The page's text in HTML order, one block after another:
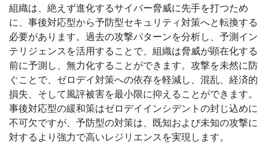
組織は、絶えず進化するサイバー脅威に先手を打つため
に、事後対応型から予防型セキュリティ対策へと転換する
必要があります。過去の攻撃パターンを分析し、予測イン
テリジェンスを活用することで、組織は脅威が顕在化する
前に予測し、無力化することができます。攻撃を未然に防
ぐことで、ゼロデイ対策への依存を軽減し、混乱、経済的
損失、そして風評被害を最小限に抑えることができます。
事後対応型の緩和策はゼロデイインシデントの封じ込めに
不可欠ですが、予防型の対策は、既知および未知の攻撃に
対するより強力で高いレジリエンスを実現します。